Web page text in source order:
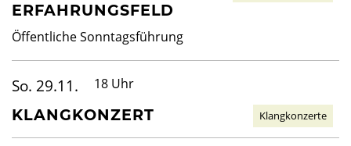
ERFAHRUNGSFELD
Öffentliche Sonntagsführung
So. 29.11. 18 Uhr
KLANGKONZERT Klangkonzerte